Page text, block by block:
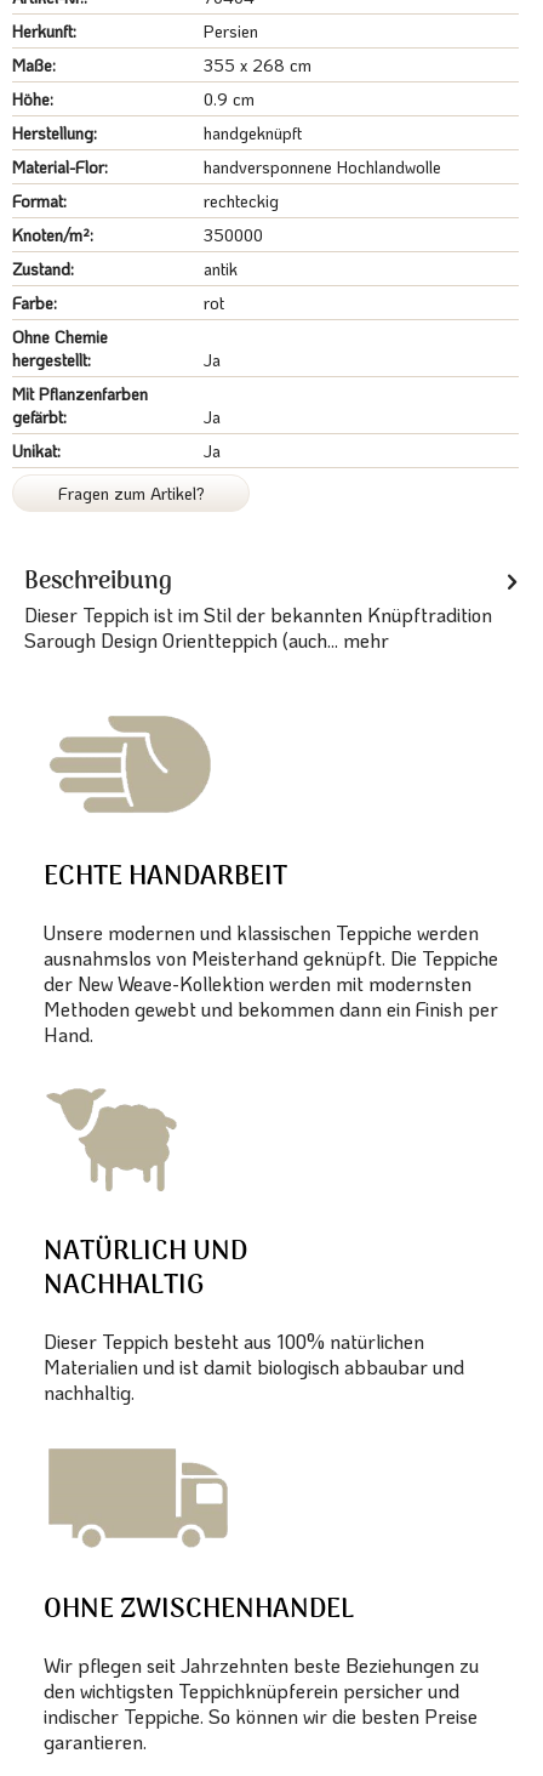
Herkunft:
Persien
Maße:
355 x 268 cm
Höhe:
0.9 cm
Herstellung:
handgeknüpft
Material-Flor:
handversponnene Hochlandwolle
Format:
rechteckig
Knoten/m²:
350000
Zustand:
antik
Farbe:
rot
Ohne Chemie
hergestellt:
Ja
Mit Pflanzenfarben
gefärbt:
Ja
Unikat:
Ja
Fragen zum Artikel?
Beschreibung
Dieser Teppich ist im Stil der bekannten Knüpftradition
Sarough Design Orientteppich (auch... mehr
ECHTE HANDARBEIT
Unsere modernen und klassischen Teppiche werden
ausnahmslos von Meisterhand geknüpft. Die Teppiche
der New Weave-Kollektion werden mit modernsten
Methoden gewebt und bekommen dann ein Finish per
Hand.
NATÜRLICH UND
NACHHALTIG
Dieser Teppich besteht aus 100% natürlichen
Materialien und ist damit biologisch abbaubar und
nachhaltig.
OHNE ZWISCHENHANDEL
Wir pflegen seit Jahrzehnten beste Beziehungen zu
den wichtigsten Teppichknüpferein persicher und
indischer Teppiche. So können wir die besten Preise
garantieren.